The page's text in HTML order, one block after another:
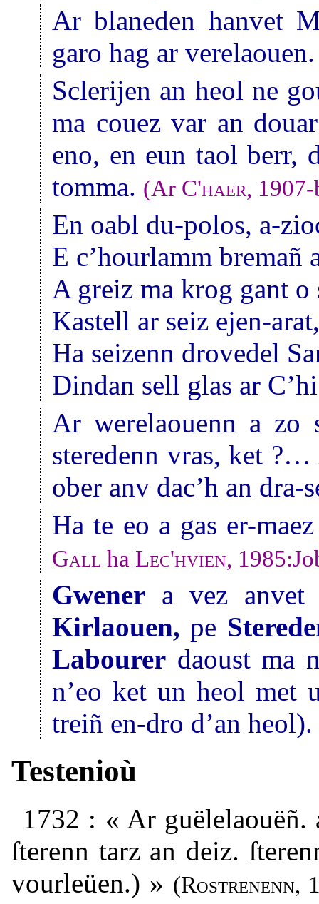
Ar blaneden hanvet
garo hag ar verelaouen.
Sclerijen an heol ne
ma couez var an
eno, en eun taol berr,
tomma. (Ar C'haer,
En oabl du-polos, a-
E c’hourlamm bremañ
A greiz ma krog gant o
Kastell ar seiz ejen-arat,
Ha seizenn drovedel
Dindan sell glas ar
Ar werelaouenn a
steredenn vras, ket ?…
ober anv dac’h an
Ha te eo a gas er-
Gall ha Lec'hvien,
Gwener a vez
Kirlaouen, pe
Labourer daoust ma
n’eo ket un heol met
treiñ en-dro d’an heol).
Testenioù
1732 : « Ar guëlelaouëñ.
ſterenn tarz an deiz.
vourleüen.) » (Rostrenenn,